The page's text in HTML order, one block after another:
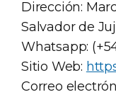
Dirección:
Salvador de
Whatsapp:
Sitio Web:
Correo